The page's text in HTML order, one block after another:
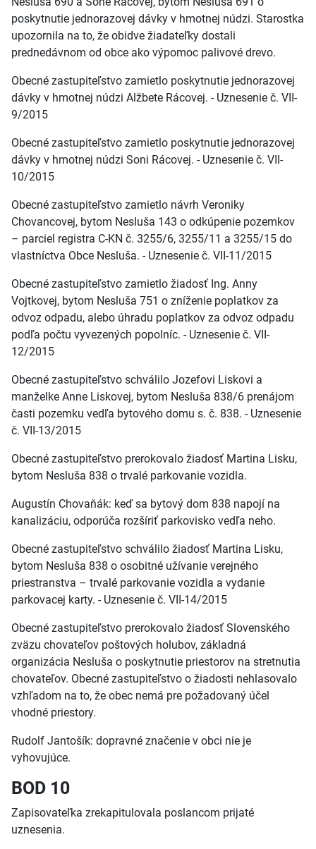
poskytnutie jednorazovej dávky v hmotnej núdzi. Starostka
upozornila na to, že obidve žiadateľky dostali
prednedávnom od obce ako výpomoc palivové drevo.
Obecné zastupiteľstvo zamietlo poskytnutie jednorazovej
dávky v hmotnej núdzi Alžbete Rácovej. - Uznesenie č. VII-
9/2015
Obecné zastupiteľstvo zamietlo poskytnutie jednorazovej
dávky v hmotnej núdzi Soni Rácovej. - Uznesenie č. VII-
10/2015
Obecné zastupiteľstvo zamietlo návrh Veroniky
Chovancovej, bytom Nesluša 143 o odkúpenie pozemkov
– parciel registra C-KN č. 3255/6, 3255/11 a 3255/15 do
vlastníctva Obce Nesluša. - Uznesenie č. VII-11/2015
Obecné zastupiteľstvo zamietlo žiadosť Ing. Anny
Vojtkovej, bytom Nesluša 751 o zníženie poplatkov za
odvoz odpadu, alebo úhradu poplatkov za odvoz odpadu
podľa počtu vyvezených popolníc. - Uznesenie č. VII-
12/2015
Obecné zastupiteľstvo schválilo Jozefovi Liskovi a
manželke Anne Liskovej, bytom Nesluša 838/6 prenájom
časti pozemku vedľa bytového domu s. č. 838. - Uznesenie
č. VII-13/2015
Obecné zastupiteľstvo prerokovalo žiadosť Martina Lisku,
bytom Nesluša 838 o trvalé parkovanie vozidla.
Augustín Chovaňák: keď sa bytový dom 838 napojí na
kanalizáciu, odporúča rozšíriť parkovisko vedľa neho.
Obecné zastupiteľstvo schválilo žiadosť Martina Lisku,
bytom Nesluša 838 o osobitné užívanie verejného
priestranstva – trvalé parkovanie vozidla a vydanie
parkovacej karty. - Uznesenie č. VII-14/2015
Obecné zastupiteľstvo prerokovalo žiadosť Slovenského
zväzu chovateľov poštových holubov, základná
organizácia Nesluša o poskytnutie priestorov na stretnutia
chovateľov. Obecné zastupiteľstvo o žiadosti nehlasovalo
vzhľadom na to, že obec nemá pre požadovaný účel
vhodné priestory.
Rudolf Jantošík: dopravné značenie v obci nie je
vyhovujúce.
BOD 10
Zapisovateľka zrekapitulovala poslancom prijaté
uznesenia.